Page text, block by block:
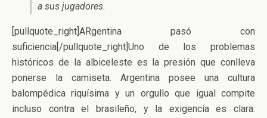
a sus jugadores.
[pullquote_right]ARgentina pasó con
suficiencia[/pullquote_right]Uno de los problemas
históricos de la albiceleste es la presión que conlleva
ponerse la camiseta. Argentina posee una cultura
balompédica riquísima y un orgullo que igual compite
incluso contra el brasileño, y la exigencia es clara: